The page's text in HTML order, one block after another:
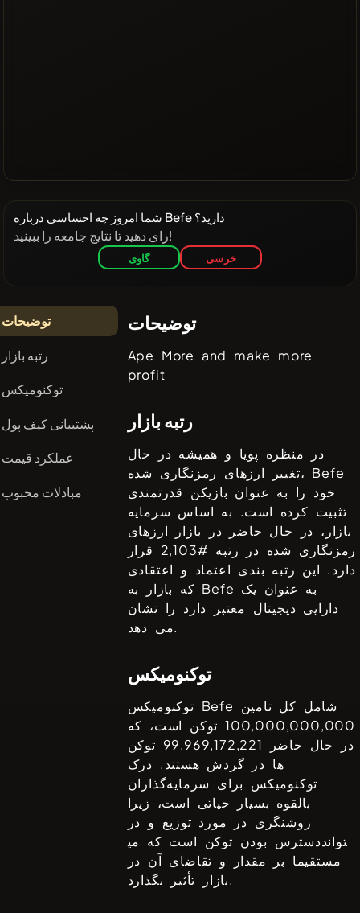
شما امروز چه احساسی درباره Befe دارید؟
رای دهید تا نتایج جامعه را ببینید!
گاوی خرسی
توضیحات
رتبه بازار
توکنومیکس
پشتیبانی کیف پول
عملکرد قیمت
مبادلات محبوب
توضیحات
Ape More and make more
profit
رتبه بازار
در منظره پویا و همیشه در حال
تغییر ارزهای رمزنگاری شده، Befe
خود را به عنوان بازیکن قدرتمندی
تثبیت کرده است. به اساس سرمایه
بازار، در حال حاضر در بازار ارزهای
رمزنگاری شده در رتبه #2,103 قرار
دارد. این رتبه بندی اعتماد و اعتقادی
Befe
دارایی دیجیتال معتبر دارد را نشان
می دهد.
توکنومیکس
Befe شامل کل تامین
100,000,000,000توکن است، که
در حال حاضر 99,969,172,221 توکن
ها در گردش هستند. درک
توکنومیکس برای سرمایه‌گذاران
بالقوه بسیار حیاتی است، زیرا
روشنگری در مورد توزیع و در
دسترس بودن توکن است که می‎تواند
مستقیما بر مقدار و تقاضای آن در
بازار تأثیر بگذارد.